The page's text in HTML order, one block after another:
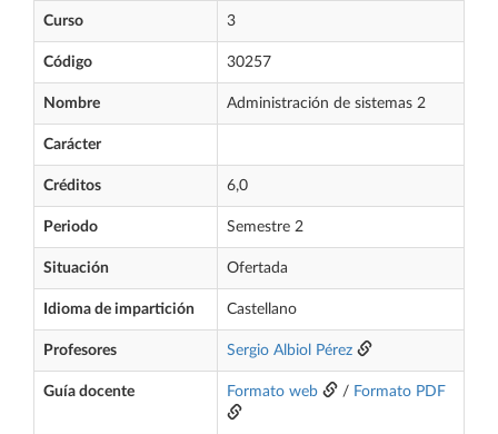
Curso 3
Código 30257
Nombre Administración de sistemas 2
Carácter
Créditos 6,0
Periodo Semestre 2
Situación Ofertada
Idioma de impartición Castellano
Profesores Sergio Albiol Pérez
Guía docente Formato web / Formato PDF